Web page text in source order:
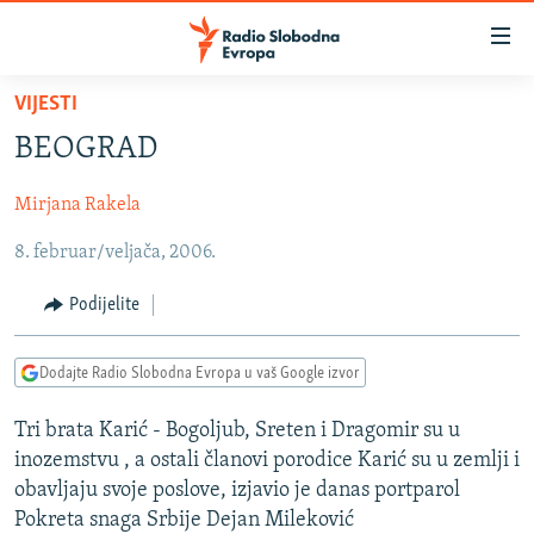
Pređite
glavni
Pređite
na
navigaciju
Pređite
na
pretragu
SRBIJA
KOSOVO
CRNA GORA
VIZUELNO
VIDEO
FOTOGALERIJE
INFOGRAFIKE
PODCASTI
RAT U UKRAJINI
KINA NA BALKANU
RSE PRIČE IZ SVIJETA
VIJESTI
BEOGRAD
Mirjana Rakela
8. februar/veljača, 2006.
Podijelite
Dodajte Radio Slobodna Evropa u vaš Google izvor
Tri brata Karić - Bogoljub, Sreten i Dragomir su u
inozemstvu , a ostali članovi porodice Karić su u zemlji i
obavljaju svoje poslove, izjavio je danas portparol
Pokreta snaga Srbije Dejan Mileković